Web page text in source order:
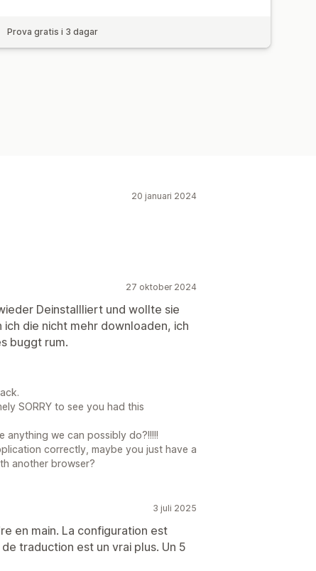
Prova gratis i 3 dagar
20 januari 2024
27 oktober 2024
Deinstallliert und wollte sie
die nicht mehr downloaden, ich
buggt rum.
SORRY to see you had this
anything we can possibly do?!!!!!
correctly, maybe you just have a
another browser?
3 juli 2025
en main. La configuration est
traduction est un vrai plus. Un 5